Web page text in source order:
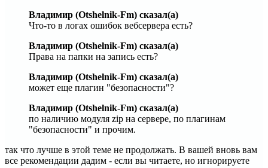
Владимир (Otshelnik-Fm) сказал(а)
Что-то в логах ошибок вебсервера есть?
Владимир (Otshelnik-Fm) сказал(а)
Права на папки на запись есть?
Владимир (Otshelnik-Fm) сказал(а)
может еще плагин "безопасности"?
Владимир (Otshelnik-Fm) сказал(а)
по наличию модуля zip на сервере, по плагинам
"безопасности" и прочим.
так что лучше в этой теме не продолжать. В вашей вновь вам
все рекомендации дадим - если вы читаете, но игнорируете